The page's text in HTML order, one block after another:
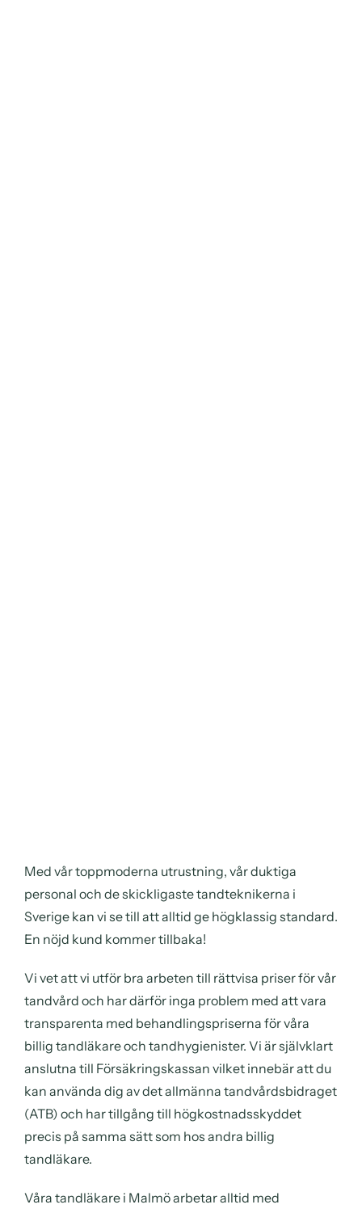
Med vår toppmoderna utrustning, vår duktiga
personal och de skickligaste tandteknikerna i
Sverige kan vi se till att alltid ge högklassig standard.
En nöjd kund kommer tillbaka!
Vi vet att vi utför bra arbeten till rättvisa priser för vår
tandvård och har därför inga problem med att vara
transparenta med behandlingspriserna för våra
billig tandläkare och tandhygienister. Vi är självklart
anslutna till Försäkringskassan vilket innebär att du
kan använda dig av det allmänna tandvårdsbidraget
(ATB) och har tillgång till högkostnadsskyddet
precis på samma sätt som hos andra billig
tandläkare.
Våra tandläkare i Malmöarbetar alltid med